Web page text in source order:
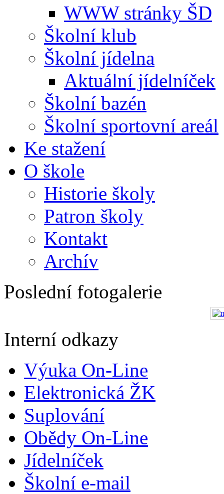
WWW stránky ŠD
Školní klub
Školní jídelna
Aktuální jídelníček
Školní bazén
Školní sportovní areál
Ke stažení
O škole
Historie školy
Patron školy
Kontakt
Archív
Poslední fotogalerie
Interní odkazy
Výuka On-Line
Elektronická ŽK
Suplování
Obědy On-Line
Jídelníček
Školní e-mail